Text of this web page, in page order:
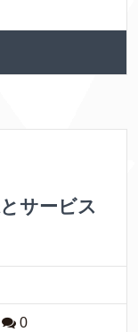
サービス
0